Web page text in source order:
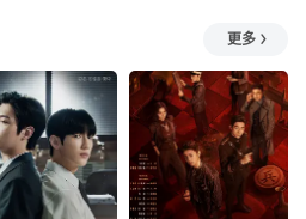
更多